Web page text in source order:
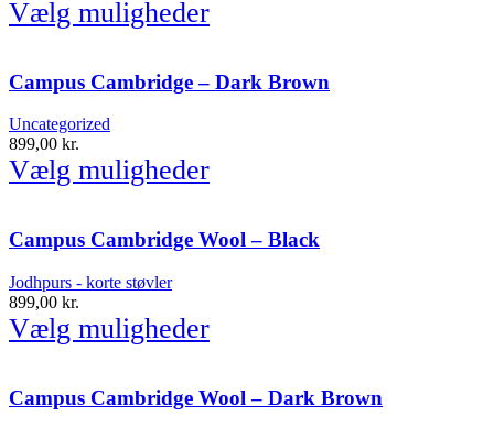
Vælg muligheder
Campus Cambridge – Dark Brown
Uncategorized
899,00 kr.
Vælg muligheder
Campus Cambridge Wool – Black
Jodhpurs - korte støvler
899,00 kr.
Vælg muligheder
Campus Cambridge Wool – Dark Brown